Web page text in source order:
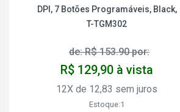
DPI, 7 Botões Programáveis, Black,
T-TGM302
de: R$ 153.90 por:
R$ 129,90 à vista
12X de 12,83 sem juros
Estoque:1